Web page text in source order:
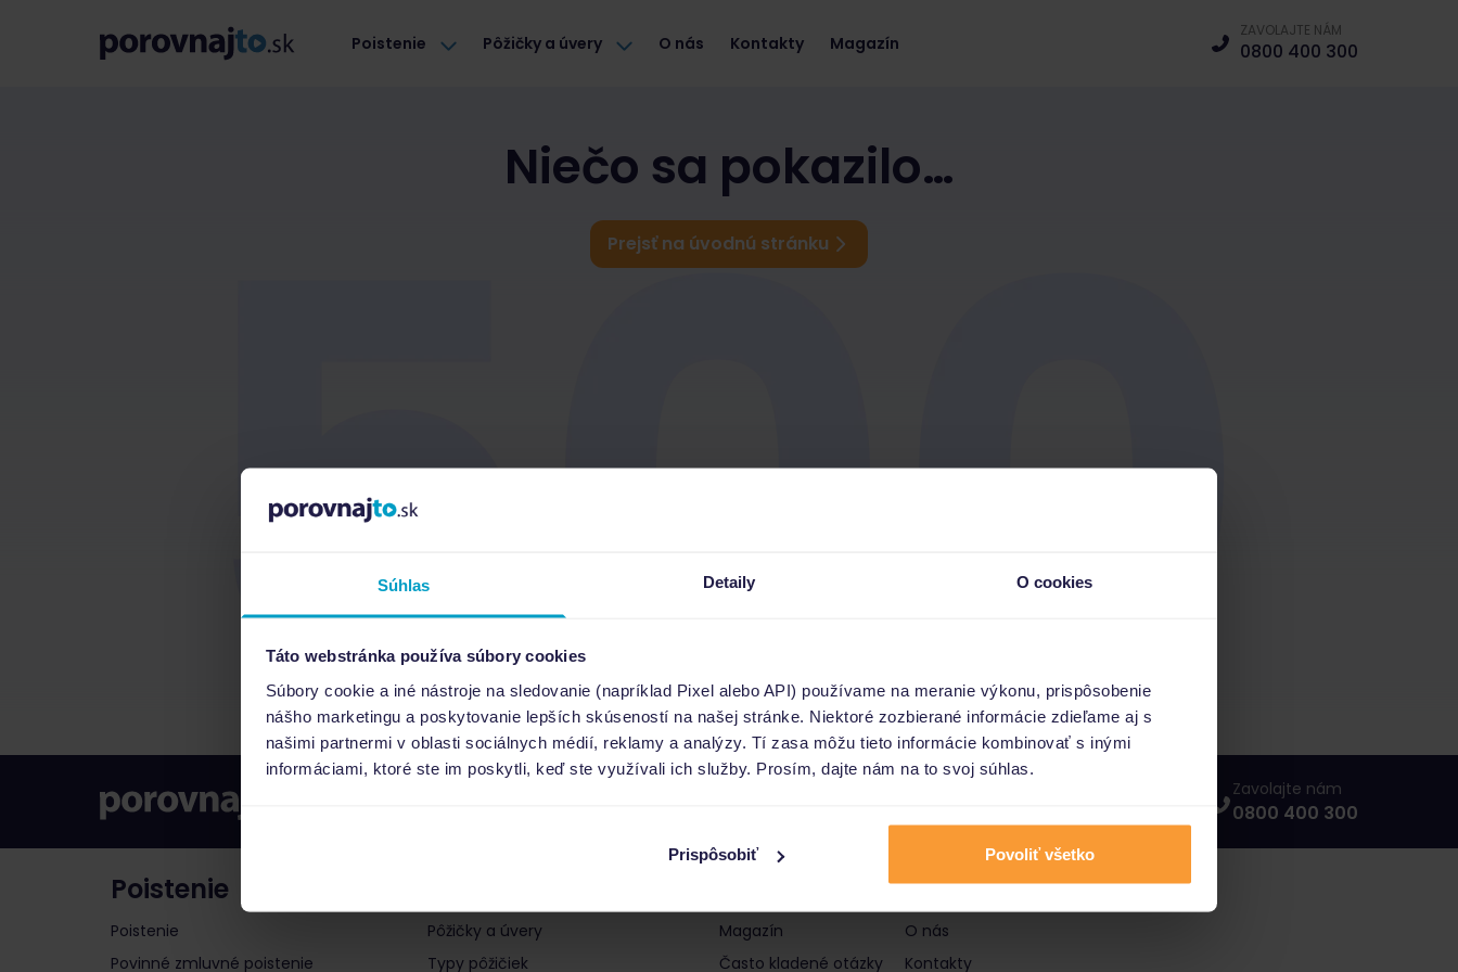
Súhlas Detaily O cookies
Táto webstránka používa súbory cookies
Súbory cookie a iné nástroje na sledovanie (napríklad Pixel alebo API) používame na meranie výkonu, prispôsobenie
nášho marketingu a poskytovanie lepších skúseností na našej stránke. Niektoré zozbierané informácie zdieľame aj s
našimi partnermi v oblasti sociálnych médií, reklamy a analýzy. Tí zasa môžu tieto informácie kombinovať s inými
informáciami, ktoré ste im poskytli, keď ste využívali ich služby. Prosím, dajte nám na to svoj súhlas.
Prispôsobiť Povoliť všetko
Poistenie Pôžičky a úvery O nás Kontakty Magazín
ZAVOLAJTE NÁM
0800 400 300
Niečo sa pokazilo…
Prejsť na úvodnú stránku
Zavolajte nám
0800 400 300
Poistenie
Poistenie
Povinné zmluvné poistenie
Pôžičky a úvery
Typy pôžičiek
Magazín
Často kladené otázky
Porovnajto.sk
O nás
Kontakty